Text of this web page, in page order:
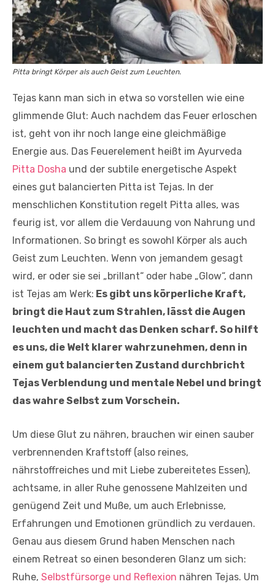
Pitta bringt Körper als auch Geist zum Leuchten.
Tejas kann man sich in etwa so vorstellen wie eine
glimmende Glut: Auch nachdem das Feuer erloschen
ist, geht von ihr noch lange eine gleichmäßige
Energie aus. Das Feuerelement heißt im Ayurveda
Pitta Dosha und der subtile energetische Aspekt
eines gut balancierten Pitta ist Tejas. In der
menschlichen Konstitution regelt Pitta alles, was
feurig ist, vor allem die Verdauung von Nahrung und
Informationen. So bringt es sowohl Körper als auch
Geist zum Leuchten. Wenn von jemandem gesagt
wird, er oder sie sei „brillant“ oder habe „Glow“, dann
ist Tejas am Werk: Es gibt uns körperliche Kraft,
bringt die Haut zum Strahlen, lässt die Augen
leuchten und macht das Denken scharf. So hilft
es uns, die Welt klarer wahrzunehmen, denn in
einem gut balancierten Zustand durchbricht
Tejas Verblendung und mentale Nebel und bringt
das wahre Selbst zum Vorschein.
Um diese Glut zu nähren, brauchen wir einen sauber
verbrennenden Kraftstoff (also reines,
nährstoffreiches und mit Liebe zubereitetes Essen),
achtsame, in aller Ruhe genossene Mahlzeiten und
genügend Zeit und Muße, um auch Erlebnisse,
Erfahrungen und Emotionen gründlich zu verdauen.
Genau aus diesem Grund haben Menschen nach
einem Retreat so einen besonderen Glanz um sich:
Ruhe, Selbstfürsorge und Reflexion nähren Tejas. Um